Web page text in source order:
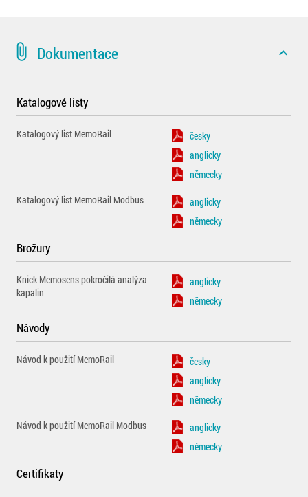
attach_file Dokumentace expand_less
Katalogové listy
Katalogový list MemoRail
česky
anglicky
německy
Katalogový list MemoRail Modbus
anglicky
německy
Brožury
Knick Memosens pokročilá analýza
kapalin
anglicky
německy
Návody
Návod k použití MemoRail
česky
anglicky
německy
Návod k použití MemoRail Modbus
anglicky
německy
Certifikaty